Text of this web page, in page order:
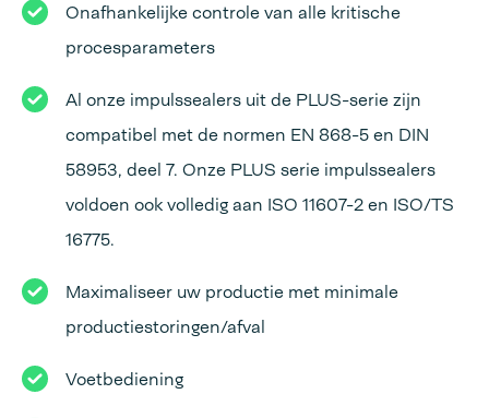
Onafhankelijke controle van alle kritische
procesparameters
Al onze impulssealers uit de PLUS-serie zijn
compatibel met de normen EN 868-5 en DIN
58953, deel 7. Onze PLUS serie impulssealers
voldoen ook volledig aan ISO 11607-2 en ISO/TS
16775.
Maximaliseer uw productie met minimale
productiestoringen/afval
Voetbediening